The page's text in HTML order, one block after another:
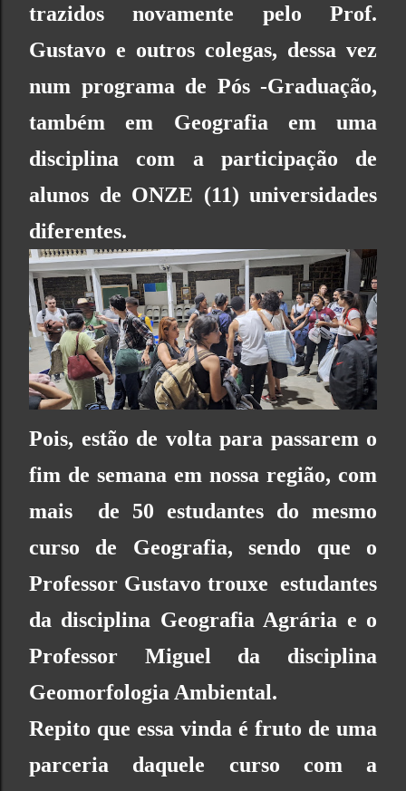
trazidos novamente pelo Prof.
Gustavo e outros colegas, dessa vez
num programa de Pós -Graduação,
também em Geografia em uma
disciplina com a participação de
alunos de ONZE (11) universidades
diferentes.
Pois, estão de volta para passarem o
fim de semana em nossa região, com
mais de 50 estudantes do mesmo
curso de Geografia, sendo que o
Professor Gustavo trouxe estudantes
da disciplina Geografia Agrária e o
Professor Miguel da disciplina
Geomorfologia Ambiental .
Repito que essa vinda é fruto de uma
parceria daquele curso com a